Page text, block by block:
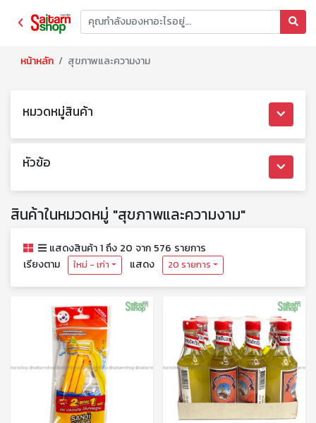
หน้าหลัก สุขภาพและความงาม
หมวดหมู่สินค้า
หัวข้อ
สินค้าในหมวดหมู่ "สุขภาพและความงาม"
แสดงสินค้า 1 ถึง 20 จาก 576 รายการ
เรียงตาม
ใหม่ - เก่า แสดง 20 รายการ